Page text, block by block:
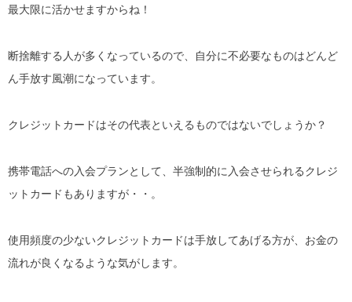
最大限に活かせますからね！
断捨離する人が多くなっているので、自分に不必要なものはどんど
ん手放す風潮になっています。
クレジットカードはその代表といえるものではないでしょうか？
携帯電話への入会プランとして、半強制的に入会させられるクレジ
ットカードもありますが・・。
使用頻度の少ないクレジットカードは手放してあげる方が、お金の
流れが良くなるような気がします。